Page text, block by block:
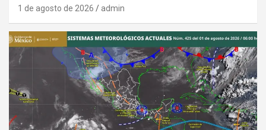
1 de agosto de 2026 admin